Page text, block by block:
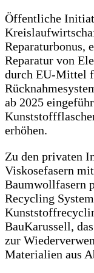
Öffentliche
Reparaturbonus,
Reparatur von
durch EU-Mittel
ab 2025
erhöhen.
Zu den privaten
Viskosefasern
Baumwollfasern
Recycling
BauKarussell,
zur
Materialien aus